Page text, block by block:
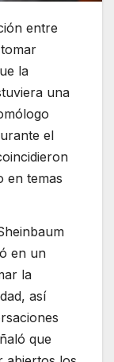
entre
la
una
el
en temas
en un
la
así
que